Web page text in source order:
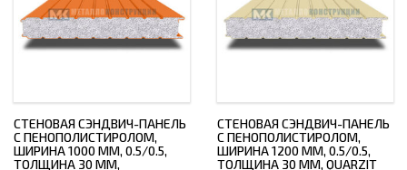
СТЕНОВАЯ СЭНДВИЧ-ПАНЕЛЬ
С ПЕНОПОЛИСТИРОЛОМ,
ШИРИНА 1000 ММ, 0.5/0.5,
ТОЛЩИНА 30 ММ,
СТЕНОВАЯ СЭНДВИЧ-ПАНЕЛЬ
С ПЕНОПОЛИСТИРОЛОМ,
ШИРИНА 1200 ММ, 0.5/0.5,
ТОЛЩИНА 30 ММ, QUARZIT